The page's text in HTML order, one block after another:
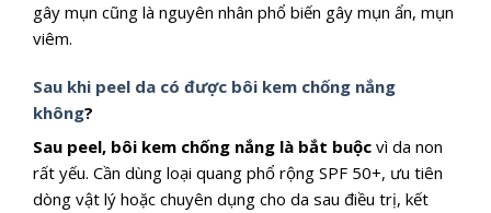
gây mụn cũng là nguyên nhân phổ biến gây mụn ẩn, mụn
viêm.
Sau khi peel da có được bôi kem chống nắng
không?
Sau peel, bôi kem chống nắng là bắt buộc vì da non
rất yếu. Cần dùng loại quang phổ rộng SPF 50+, ưu tiên
dòng vật lý hoặc chuyên dụng cho da sau điều trị, kết